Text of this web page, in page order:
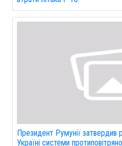
Президент Румунії затвердив
Україні системи